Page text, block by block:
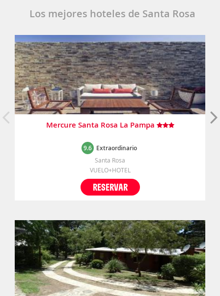
Los mejores hoteles de Santa Rosa
Mercure Santa Rosa La Pampa
9.6 Extraordinario
Santa Rosa
VUELO+HOTEL
RESERVAR